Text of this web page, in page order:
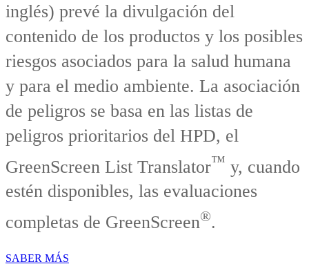
inglés) prevé la divulgación del
contenido de los productos y los posibles
riesgos asociados para la salud humana
y para el medio ambiente. La asociación
de peligros se basa en las listas de
peligros prioritarios del HPD, el
GreenScreen List Translator™ y, cuando
estén disponibles, las evaluaciones
completas de GreenScreen®.
SABER MÁS